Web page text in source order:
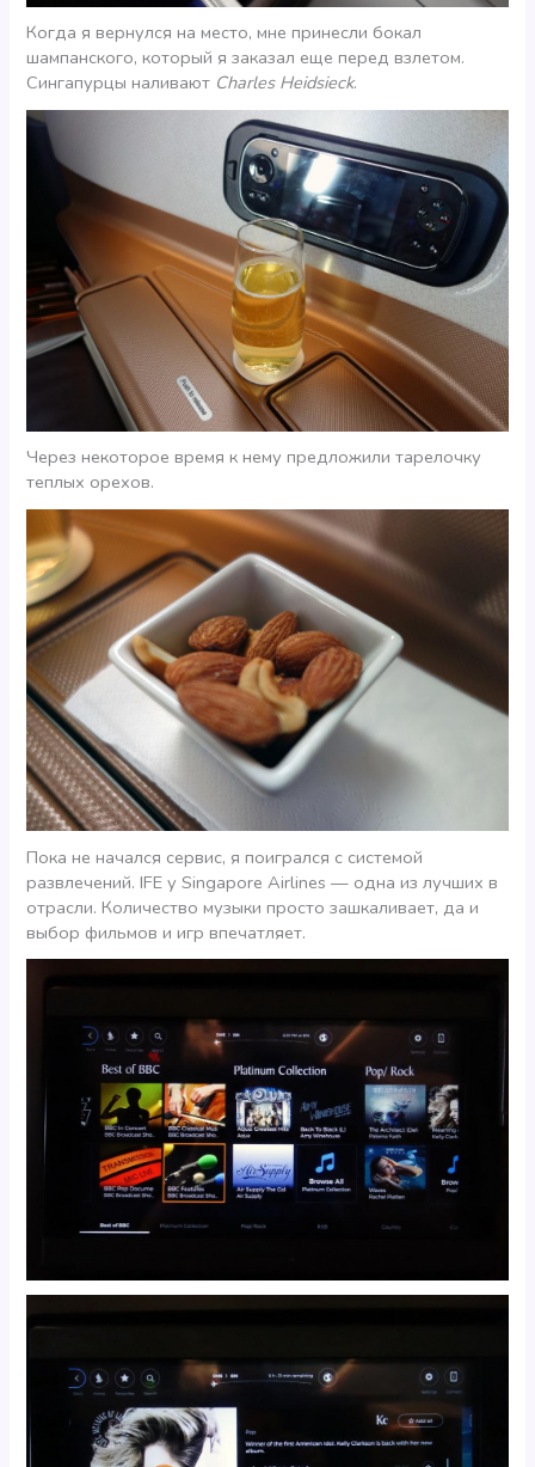
Когда я вернулся на место, мне принесли бокал
шампанского, который я заказал еще перед взлетом.
Сингапурцы наливают Charles Heidsieck.
Через некоторое время к нему предложили тарелочку
теплых орехов.
Пока не начался сервис, я поигрался с системой
развлечений. IFE у Singapore Airlines — одна из лучших в
отрасли. Количество музыки просто зашкаливает, да и
выбор фильмов и игр впечатляет.